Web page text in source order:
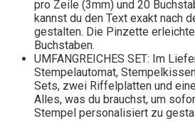
pro Zeile (3mm) und 20
kannst du den Text exakt nach
gestalten. Die Pinzette
Buchstaben.
UMFANGREICHES SET: Im
Stempelautomat,
Sets, zwei Riffelplatten und
Alles, was du brauchst, um
Stempel personalisiert zu